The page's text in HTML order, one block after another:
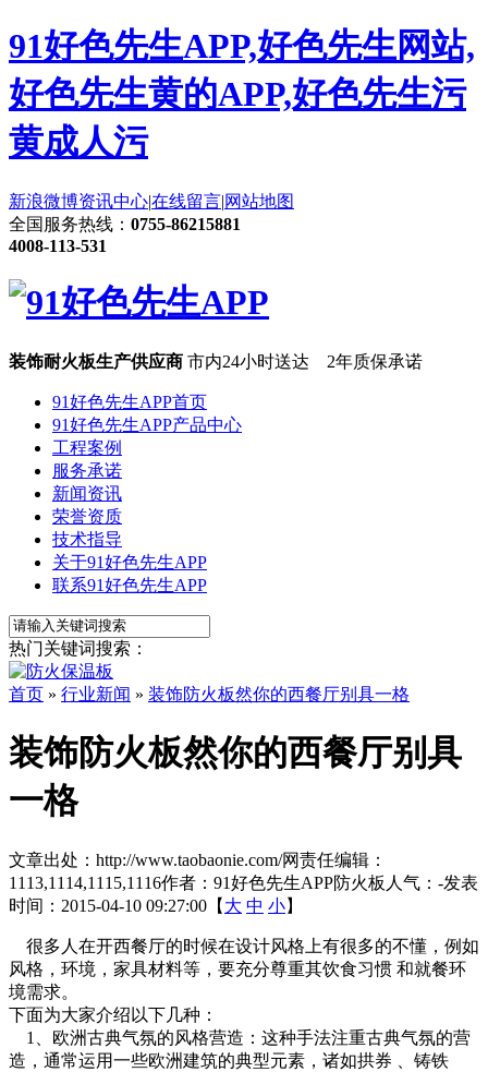
91好色先生APP,好色先生网站,
好色先生黄的APP,好色先生污
黄成人污
新浪微博资讯中心|在线留言|网站地图
全国服务热线： 0755-86215881
4008-113-531
装饰耐火板生产供应商 市内24小时送达 2年质保承诺
91好色先生APP首页
91好色先生APP产品中心
工程案例
服务承诺
新闻资讯
荣誉资质
技术指导
关于91好色先生APP
联系91好色先生APP
热门关键词搜索：
首页 » 行业新闻 » 装饰防火板然你的西餐厅别具一格
装饰防火板然你的西餐厅别具
一格
文章出处：http://www.taobaonie.com/网责任编辑：
1113,1114,1115,1116作者：91好色先生APP防火板 人气： -发表
时间：2015-04-10 09:27:00【 大 中 小】
很多人在开西餐厅的时候在设计风格上有很多的不懂，例如
风格，环境，家具材料等，要充分尊重其饮食习惯 和就餐环
境需求。
下面为大家介绍以下几种：
1、欧洲古典气氛的风格营造：这种手法注重古典气氛的营
造，通常运用一些欧洲建筑的典型元素，诸如拱券 、铸铁